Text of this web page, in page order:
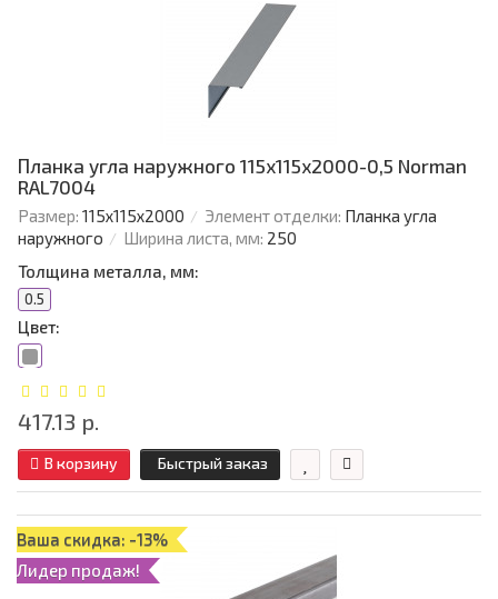
Планка угла наружного 115х115х2000-0,5 Norman
RAL7004
Размер: 115х115х2000 Элемент отделки: Планка угла
наружного
Ширина листа, мм: 250
Толщина металла, мм:
0.5
Цвет:
417.13 р.
В корзину Быстрый заказ
Ваша скидка: -13%
Лидер продаж!